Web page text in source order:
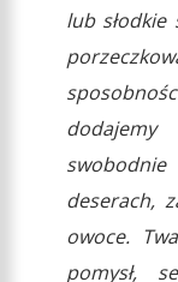
lub słodkie
deserach,
owoce.
pomysł,